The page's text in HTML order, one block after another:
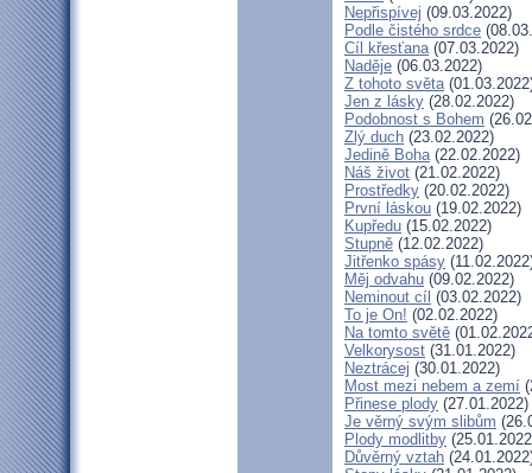
Nepřispívej (09.03.2022)
Podle čistého srdce
Cíl křesťana(07.03.2022)
Naděje (06.03.2022)
Z tohoto světa
Jen z lásky (28.02.2022)
Podobnost s Bohem
Zlý duch (23.02.2022)
Jedině Boha(22.02.2022)
Náš život (21.02.2022)
Prostředky (20.02.2022)
První láskou (19.02.2022)
Kupředu (15.02.2022)
Stupně (12.02.2022)
Jitřenko spásy
Měj odvahu (09.02.2022)
Neminout cíl (03.02.2022)
To je On! (02.02.2022)
Na tomto světě
Velkorysost (31.01.2022)
Neztrácej (30.01.2022)
Most mezi nebem a zemí
Přinese plody (27.01.2022)
Je věrný svým slibům
Plody modlitby
Důvěrný vztah